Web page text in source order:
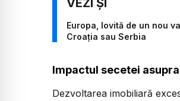
Europa, lovită de un nou
Croația sau Serbia
Impactul secetei
Dezvoltarea imobiliară